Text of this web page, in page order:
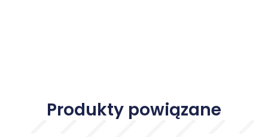
Produkty powiązane